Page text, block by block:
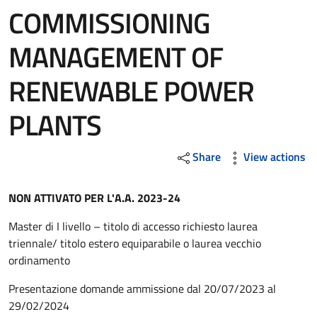
COMMISSIONING
MANAGEMENT OF
RENEWABLE POWER
PLANTS
Share View actions
NON ATTIVATO PER L'A.A. 2023-24
Master di I livello – titolo di accesso richiesto laurea
triennale/ titolo estero equiparabile o laurea vecchio
ordinamento
Presentazione domande ammissione dal 20/07/2023 al
29/02/2024